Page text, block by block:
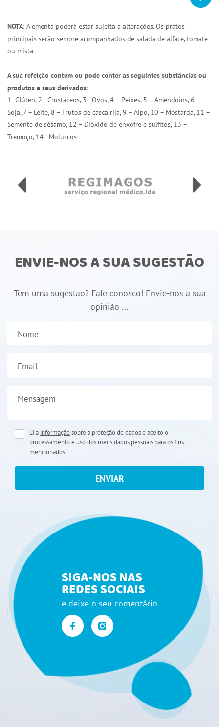
NOTA: A ementa poderá estar sujeita a alterações. Os pratos
principais serão sempre acompanhados de salada de alface, tomate
ou mista.
A sua refeição contém ou pode conter as seguintes substâncias ou
produtos e seus derivados:
1- Glúten, 2 - Crustáceos, 3 - Ovos, 4 – Peixes, 5 – Amendoins, 6 –
Soja, 7 – Leite, 8 – Frutos de casca rija, 9 – Aipo, 10 – Mostarda, 11 –
Semente de sésamo, 12 – Dióxido de enxofre e sulfitos, 13 –
Tremoço, 14 - Moluscos
ENVIE-NOS A SUA SUGESTÃO
Tem uma sugestão? Fale conosco! Envie-nos a sua
opinião ...
Nome
Email
Mensagem
Li a informaçãosobre a proteção de dados e aceito o
processamento e uso dos meus dados pessoais para os fins
mencionados.
ENVIAR
SIGA-NOS NAS
REDES SOCIAIS
e deixe o seu comentário